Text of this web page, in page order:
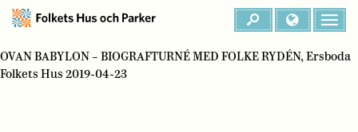
OVAN BABYLON – BIOGRAFTURNÉ MED FOLKE RYDÉN, Ersboda
Folkets Hus 2019-04-23